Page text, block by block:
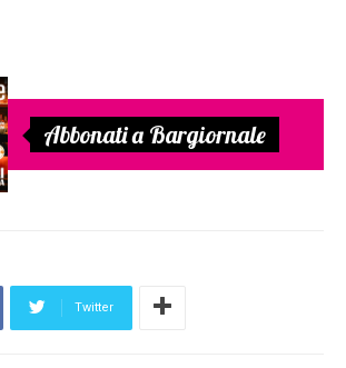
Abbonati a Bargiornale
Twitter